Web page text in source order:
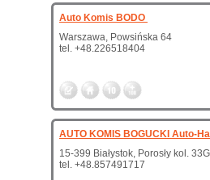
Auto Komis BODO
Warszawa, Powsińska 64
tel. +48.226518404
AUTO KOMIS BOGUCKI Auto-
15-399 Białystok, Porosły kol. 33G
tel. +48.857491717